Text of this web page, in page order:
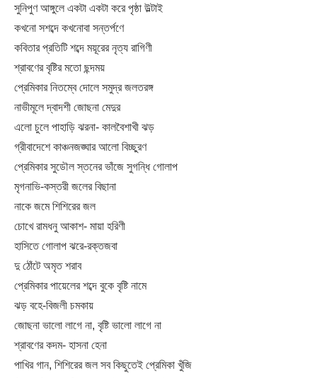
সুনিপুণ আঙ্গুলে একটা একটা করে পৃষ্ঠা উল্টাই
কখনো সশব্দে কখনোবা সন্তর্পণে
কবিতার প্রতিটি শব্দে ময়ূরের নৃত্য রাগিণী
শ্রাবণের বৃষ্টির মতো ছন্দময়
প্রেমিকার নিতম্বে দোলে সমুদ্র জলতরঙ্গ
নাভীমূলে দ্বাদশী জোছনা মেদুর
এলো চুলে পাহাড়ি ঝরনা- কালবৈশাখী ঝড়
গ্রীবাদেশে কাঞ্চনজঙ্ঘার আলো বিচ্ছুরণ
প্রেমিকার সুডৌল স্তনের ভাঁজে সুগন্ধি গোলাপ
মৃগনাভি-কস্তরী জলের বিছানা
নাকে জমে শিশিরের জল
চোখে রামধনু আকাশ- মায়া হরিণী
হাসিতে গোলাপ ঝরে-রক্তজবা
দু ঠোঁটে অমৃত শরাব
প্রেমিকার পায়েলের শব্দে বুকে বৃষ্টি নামে
ঝড় বহে-বিজলী চমকায়
জোছনা ভালো লাগে না, বৃষ্টি ভালো লাগে না
শ্রাবণের কদম- হাসনা হেনা
পাখির গান, শিশিরের জল সব কিছুতেই প্রেমিকা খুঁজি